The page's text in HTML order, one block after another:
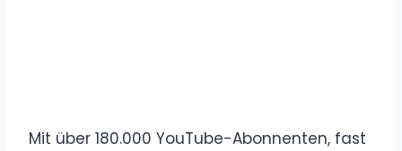
Mit über 180.000 YouTube-Abonnenten, fast